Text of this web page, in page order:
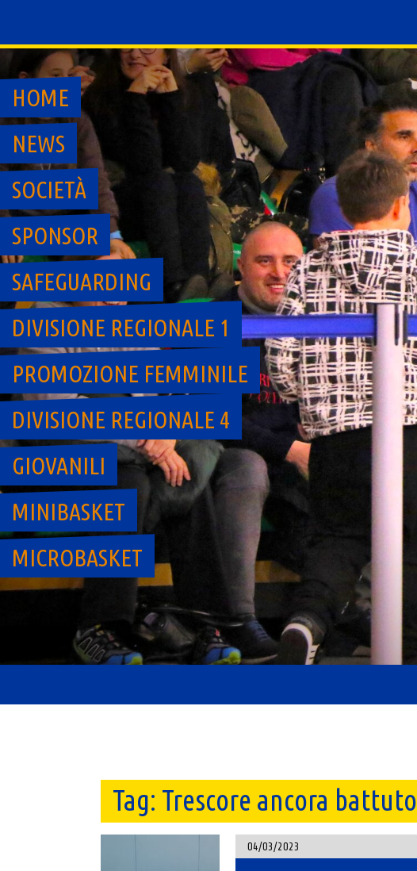
content
HOME
NEWS
SOCIETÀ
SPONSOR
SAFEGUARDING
DIVISIONE REGIONALE 1
PROMOZIONE FEMMINILE
DIVISIONE REGIONALE 4
GIOVANILI
MINIBASKET
MICROBASKET
Tag: Trescore ancora battuto
04/03/2023